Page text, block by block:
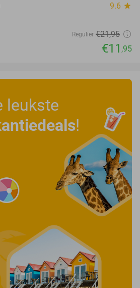
9.6 star
Regulier €21,95
€11 ,95
leukste
!